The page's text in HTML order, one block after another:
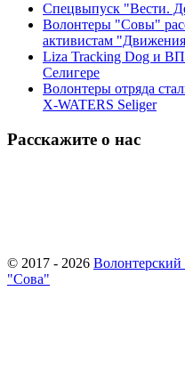
Спецвыпуск "Вести.
Волонтеры "Совы"
активистам
Liza Tracking Dog и
Селигере
Волонтеры отряда
X-WATERS Seliger
Расскажите о нас
© 2017 - 2026 Волонтерский
"Сова"